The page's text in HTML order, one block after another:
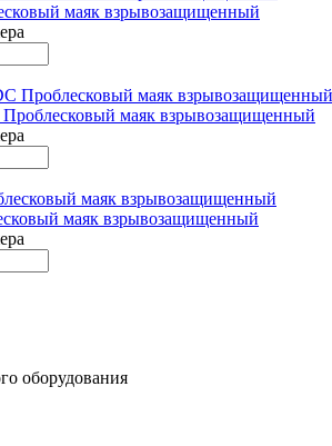
маяк взрывозащищенный
маяк взрывозащищенный
маяк взрывозащищенный
оборудования